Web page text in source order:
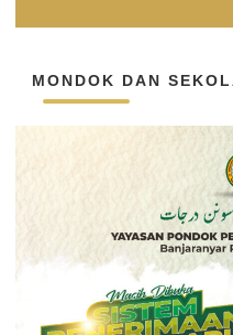
MONDOK DAN